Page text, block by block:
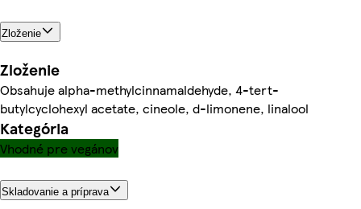
Zloženie
Zloženie
Obsahuje alpha-methylcinnamaldehyde, 4-tert-
butylcyclohexyl acetate, cineole, d-limonene, linalool
Kategória
Vhodné pre vegánov
Skladovanie a príprava